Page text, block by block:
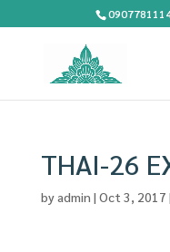
THAI-26
byadmin | Oct 3, 2017 |